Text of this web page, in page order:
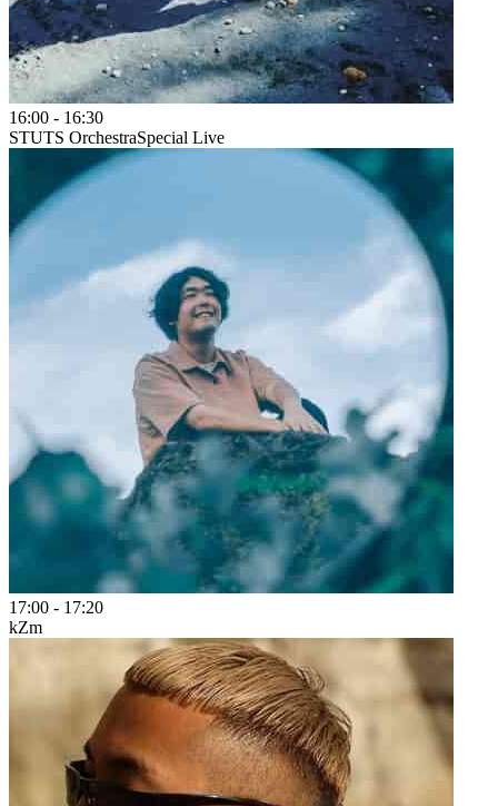
16:00 - 16:30
STUTS OrchestraSpecial Live
17:00 - 17:20
kZm